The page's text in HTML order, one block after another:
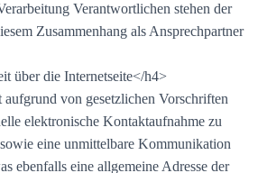
Verantwortlichen stehen der
Zusammenhang als Ansprechpartner
über die Internetseite</h4>
aufgrund von gesetzlichen Vorschriften
elektronische Kontaktaufnahme zu
eine unmittelbare Kommunikation
ebenfalls eine allgemeine Adresse der